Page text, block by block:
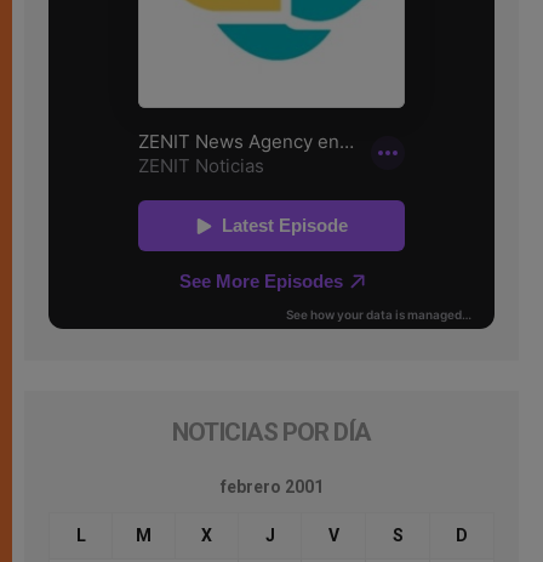
NOTICIAS POR DÍA
febrero 2001
L M X J V S D